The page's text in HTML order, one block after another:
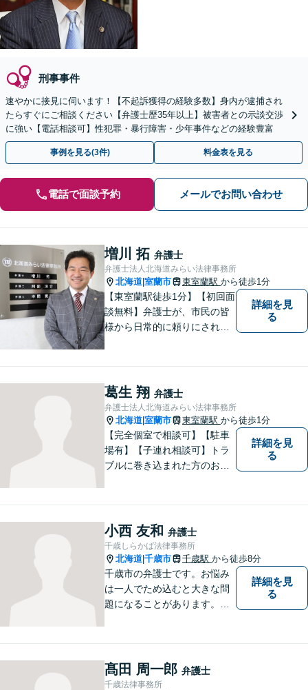
刑事事件
速やかに接見に伺います！【不起訴獲得の経験多数】身内が逮捕され
たらすぐにご相談ください【弁護士歴35年以上】被害者との示談交渉
に強い【電話相談可】性犯罪・暴行障害・少年事件などの経験豊富
事例を見る(3件) 料金表を見る
電話で面談予約 メールでお問い合わせ
増川 拓 弁護士
弁護士法人北海道みらい法律事務所
北海道 室蘭市 東室蘭駅 から徒歩1分
【東室蘭駅徒歩1分】【初回面
談無料】弁護士が、市民の皆
様から日常的に頼りにされる
い未来へと導きます。お気軽
にご相談ください。【駐車場
あり】
詳細を見
る
葛生 翔 弁護士
弁護士法人北海道みらい法律事務所
北海道 室蘭市 東室蘭駅 から徒歩1分
【完全個室で相談可】【駐車
場有】【子連れ相談可】トラ
ブルに巻き込まれた方のお力
になれればと思っております
ので、どうぞお気軽にご相談
ください。
詳細を見
る
小西 友和 弁護士
千歳しらかば法律事務所
北海道 千歳市 千歳駅 から徒歩8分
千歳市の弁護士です。お悩み
は一人でため込むと大きな問
題になることがあります。ぜ
詳細を見
る
髙田 周一郎 弁護士
千歳法律事務所